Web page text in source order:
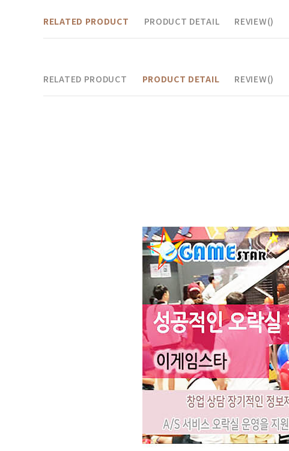
RELATED PRODUCT PRODUCT DETAIL REVIEW()
RELATED PRODUCT PRODUCT DETAIL REVIEW()